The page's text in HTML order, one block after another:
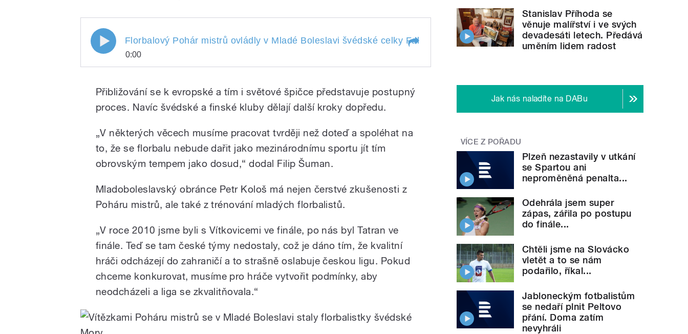
Florbalový Pohár mistrů ovládly v Mladé Boleslavi švédské celky Falun a Mora" style="">Florbalový Pohár mistrů ovládly v
0:00
Boleslavi švédské celky Falun a
Přibližování se k evropské a tím i světové špičce představuje postupný
proces. Navíc švédské a finské kluby dělají další kroky dopředu.
„V některých věcech musíme pracovat tvrději než doteď a spoléhat na
to, že se florbalu nebude dařit jako mezinárodnímu sportu jít tím
obrovským tempem jako dosud,“ dodal Filip Šuman.
Mladoboleslavský obránce Petr Kološ má nejen čerstvé zkušenosti z
Poháru mistrů, ale také z trénování mladých florbalistů.
„V roce 2010 jsme byli s Vítkovicemi ve finále, po nás byl Tatran ve
finále. Teď se tam české týmy nedostaly, což je dáno tím, že kvalitní
hráči odcházejí do zahraničí a to strašně oslabuje českou ligu. Pokud
chceme konkurovat, musíme pro hráče vytvořit podmínky, aby
neodcházeli a liga se zkvalitňovala.“
Stanislav Příhoda se
věnuje malířství i ve svých
devadesáti letech. Předává
uměním lidem radost
Jak nás naladíte na DABu
VÍCE Z POŘADU
Plzeň nezastavily v utkání
se Spartou ani
neproměněná penalta...
Odehrála jsem super
zápas, zářila po postupu
do finále...
Chtěli jsme na Slovácko
vletět a to se nám
podařilo, říkal...
Jabloneckým fotbalistům
se nedaří plnit Peltovo
přání. Doma zatím
nevyhráli